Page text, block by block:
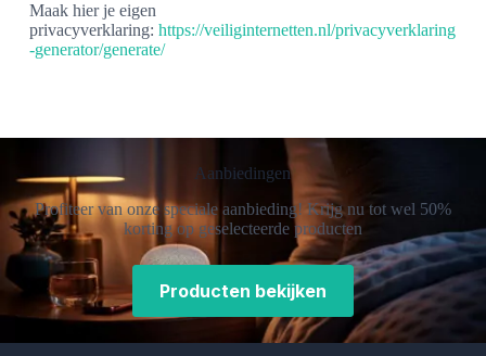
Maak hier je eigen
privacyverklaring: https://veiliginternetten.nl/privacyverklaring
-generator/generate/
Aanbiedingen
Profiteer van onze speciale aanbieding! Krijg nu tot wel 50%
korting op geselecteerde producten
Producten bekijken